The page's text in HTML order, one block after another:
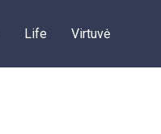
Life Virtuvė